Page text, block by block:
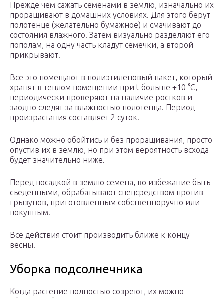
Прежде чем сажать семенами в землю, изначально их
проращивают в домашних условиях. Для этого берут
полотенце (желательно бумажное) и смачивают до
состояния влажного. Затем визуально разделяют его
пополам, на одну часть кладут семечки, а второй
прикрывают.
Все это помещают в полиэтиленовый пакет, который
хранят в теплом помещении при t больше +10 °C,
периодически проверяют на наличие ростков и
заодно следят за влажностью полотенца. Период
произрастания составляет 2 суток.
Однако можно обойтись и без проращивания, просто
опустив их в землю, но при этом вероятность всхода
будет значительно ниже.
Перед посадкой в землю семена, во избежание быть
съеденными, обрабатывают спецсредством против
грызунов, приготовленным собственноручно или
покупным.
Все действия стоит производить ближе к концу
весны.
Уборка подсолнечника
Когда растение полностью созреют, их можно